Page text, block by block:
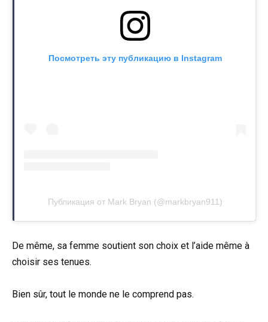
Посмотреть эту публикацию в Instagram
Публикация от Mark Bryan (@markbryan911)
De même, sa femme soutient son choix et l’aide même à
choisir ses tenues.
Bien sûr, tout le monde ne le comprend pas.